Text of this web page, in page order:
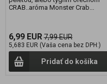
CRAB..aróma Monster Crab...
6,99 EUR7,99 EUR
5,683 EUR (Vaša cena bez DPH:)
Pridať do košíka